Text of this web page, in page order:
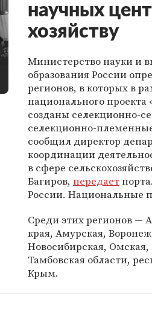
научных
хозяйству
Министерство науки и
образования России
регионов, в которых в
национального проекта
созданы селекционно-
селекционно-
сообщил директор
координации
в сфере
Багиров, передает
России. Национальные
Среди этих регионов —
края, Амурская,
Новосибирская, Омская,
Тамбовская области,
Крым.